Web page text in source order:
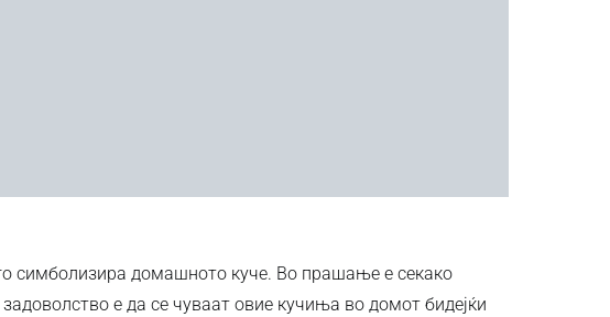
симболизира домашното куче. Во прашање е секако
е да се чуваат овие кучиња во домот бидејќи